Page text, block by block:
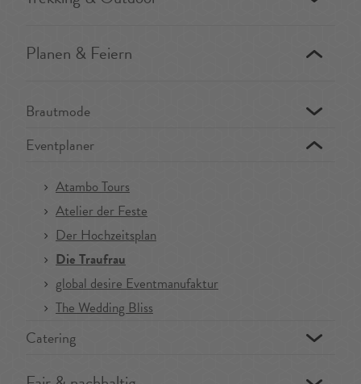
Planen & Feiern
Brautmode
Eventplaner
Atambo Tours
Atelier der Feste
Der Hochzeitsplan
Die Traufrau
global desire Eventmanufaktur
The Wedding Bliss
Catering